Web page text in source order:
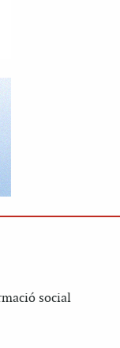
social